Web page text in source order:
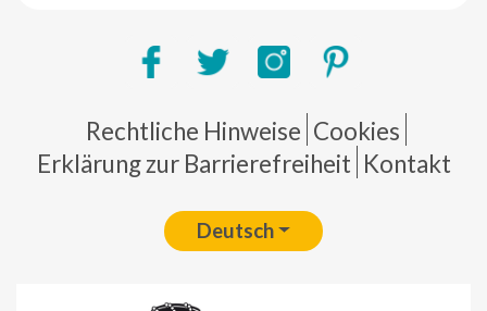
Pie de página
Rechtliche Hinweise Cookies
Erklärung zur Barrierefreiheit Kontakt
Deutsch